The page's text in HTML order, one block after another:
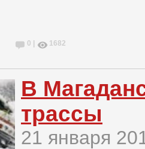
0 | 1682
В
трассы
21 января